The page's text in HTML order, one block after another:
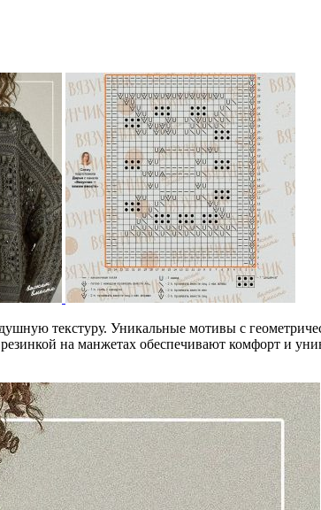
текстуру. Уникальные мотивы с
на манжетах обеспечивают комфорт и